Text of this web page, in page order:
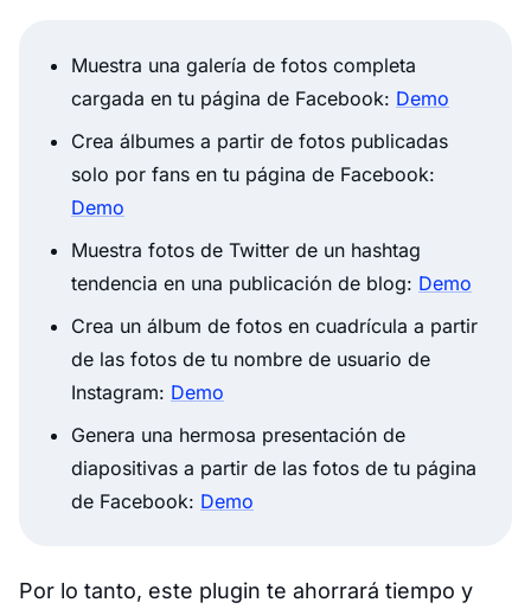
Muestra una galería de fotos completa
cargada en tu página de Facebook: Demo
Crea álbumes a partir de fotos publicadas
solo por fans en tu página de Facebook:
Demo
Muestra fotos de Twitter de un hashtag
tendencia en una publicación de blog: Demo
Crea un álbum de fotos en cuadrícula a partir
de las fotos de tu nombre de usuario de
Instagram: Demo
Genera una hermosa presentación de
diapositivas a partir de las fotos de tu página
de Facebook: Demo
Por lo tanto, este plugin te ahorrará tiempo y